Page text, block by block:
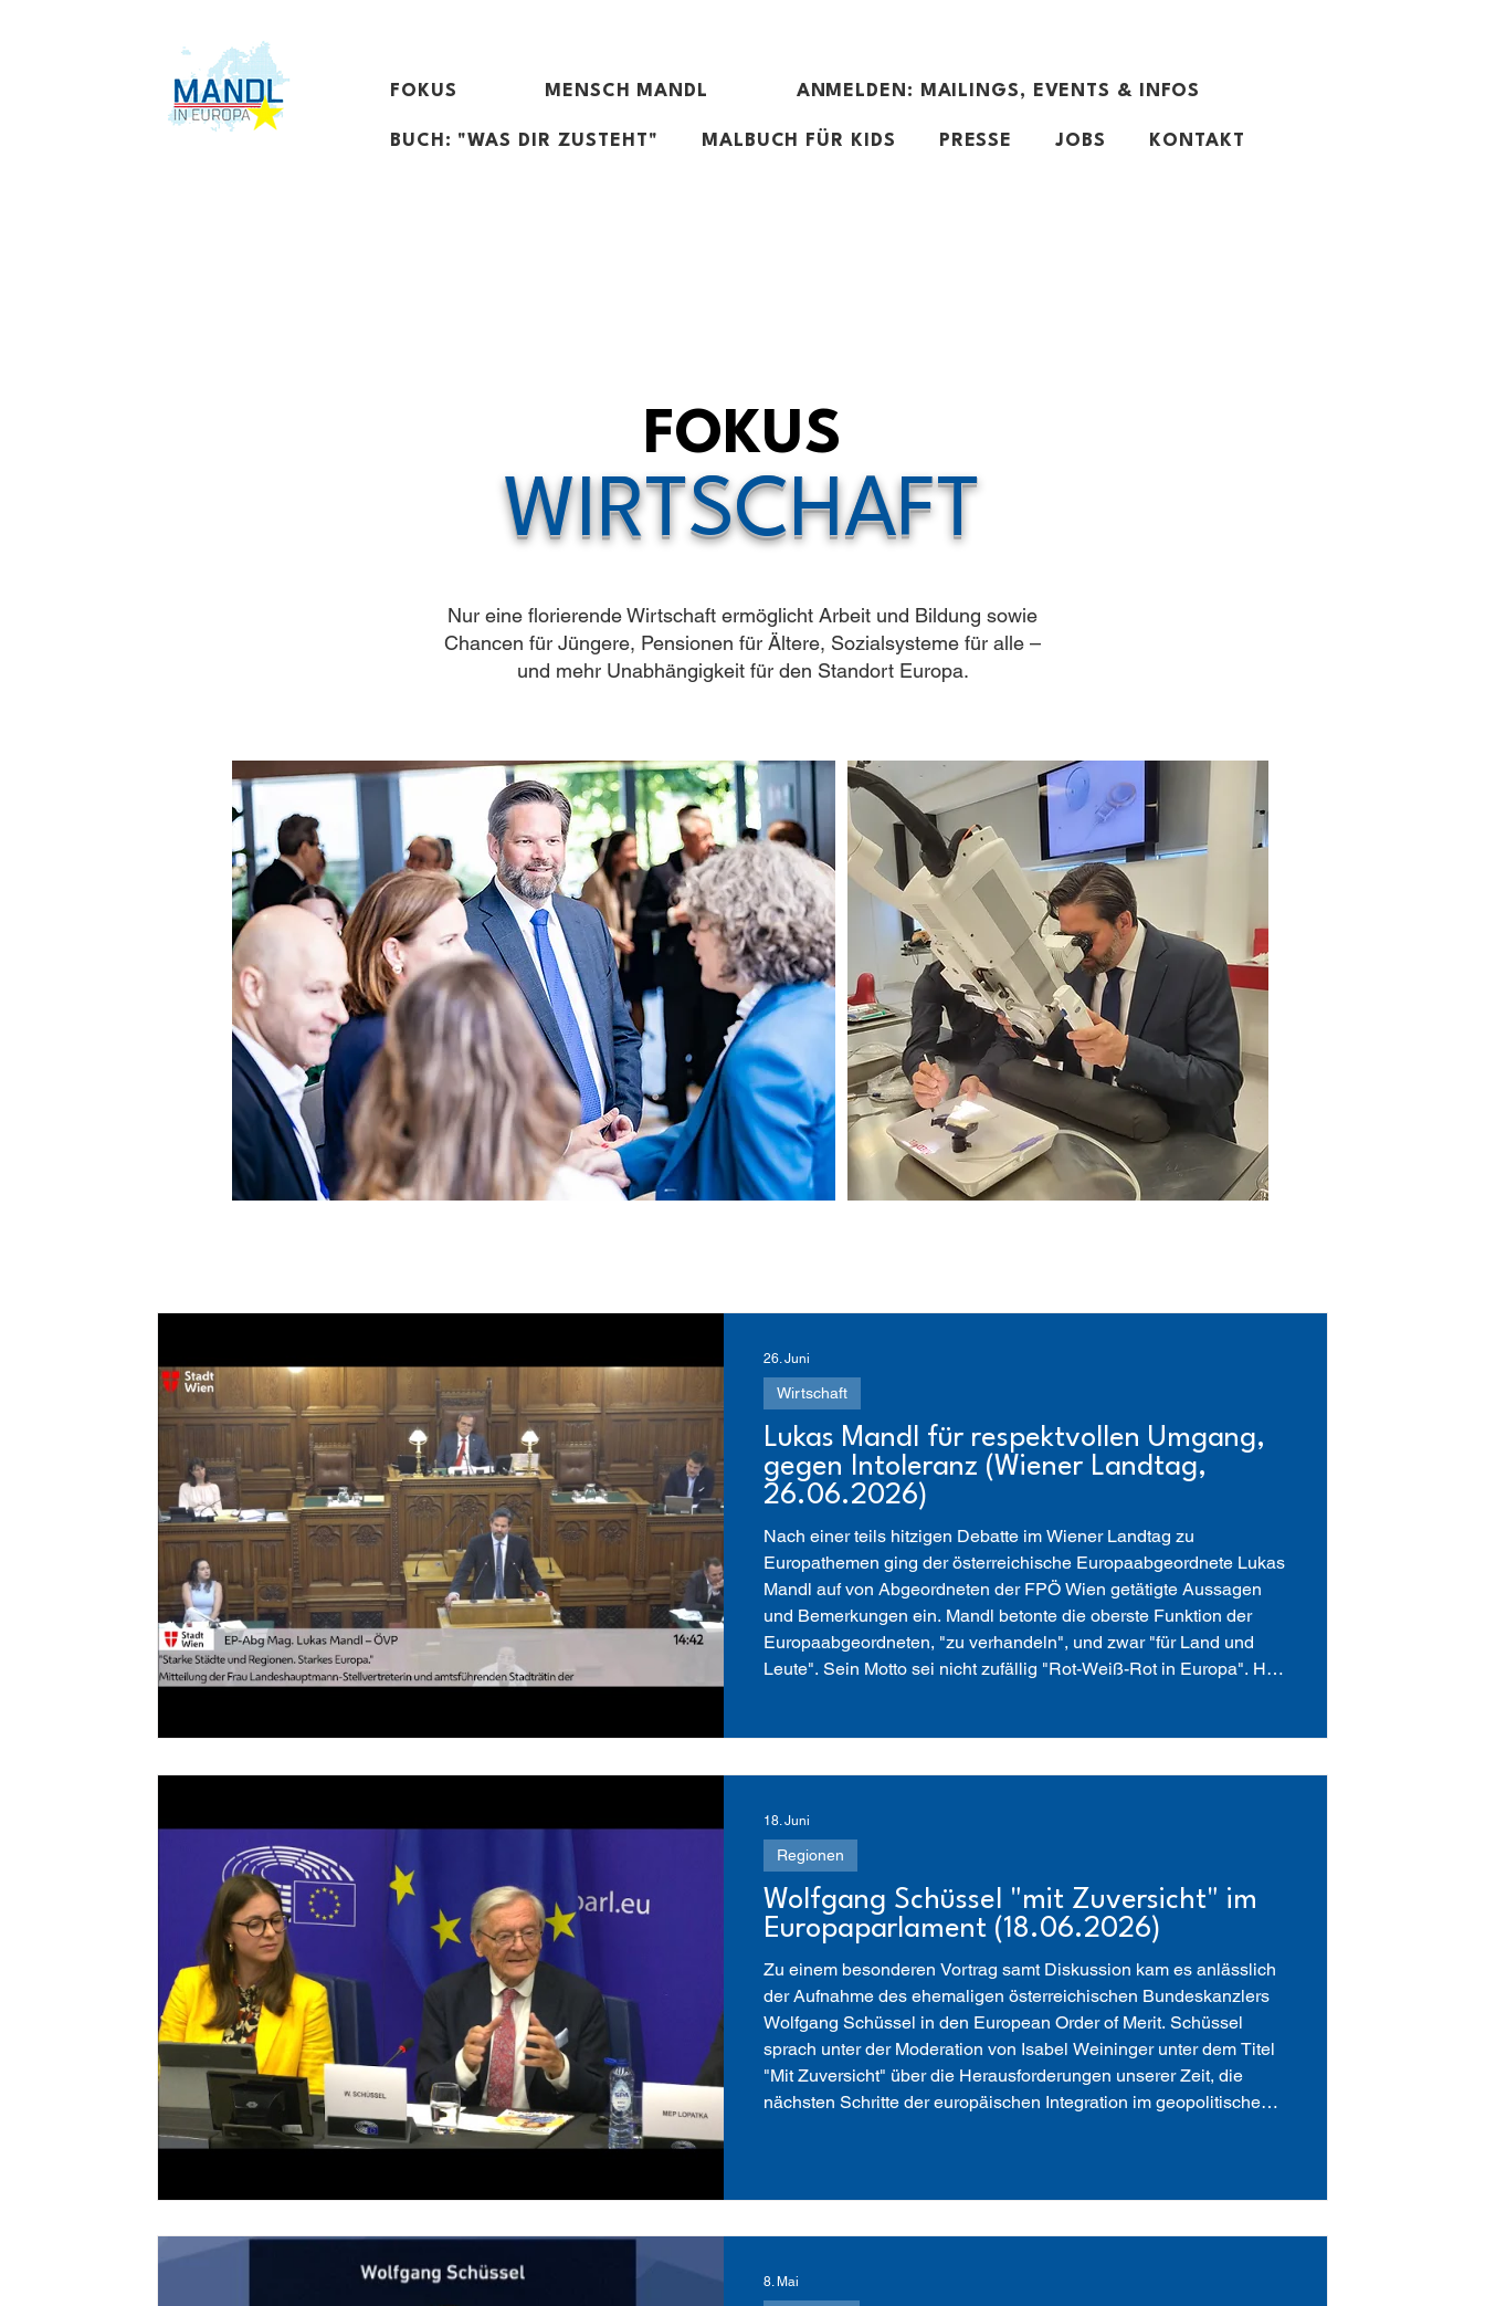
FOKUS MENSCH MANDL ANMELDEN: MAILINGS, EVENTS & INFOS
BUCH: "WAS DIR ZUSTEHT" MALBUCH FÜR KIDS PRESSE JOBS KONTAKT
FOKUS
WIRTSCHAFT
Nur eine florierende Wirtschaft ermöglicht Arbeit und Bildung sowie
Chancen für Jüngere, Pensionen für Ältere, Sozialsysteme für alle –
und mehr Unabhängigkeit für den Standort Europa.
Lukas Mandl für respektvollen Umgang,
gegen Intoleranz (Wiener Landtag,
26.06.2026)
Nach einer teils hitzigen Debatte im Wiener Landtag zu
Europathemen ging der österreichische Europaabgeordnete Lukas
Mandl auf von Abgeordneten der FPÖ Wien getätigte Aussagen
und Bemerkungen ein. Mandl betonte die oberste Funktion der
Europaabgeordneten, "zu verhandeln", und zwar "für Land und
Leute". Sein Motto sei nicht zufällig "Rot-Weiß-Rot in Europa". Hier
Wirtschaft
26. Juni
Wolfgang Schüssel "mit Zuversicht" im
Europaparlament (18.06.2026)
Zu einem besonderen Vortrag samt Diskussion kam es anlässlich
der Aufnahme des ehemaligen österreichischen Bundeskanzlers
Wolfgang Schüssel in den European Order of Merit. Schüssel
sprach unter der Moderation von Isabel Weininger unter dem Titel
"Mit Zuversicht" über die Herausforderungen unserer Zeit, die
nächsten Schritte der europäischen Integration im geopolitischen
Regionen
18. Juni
8. Mai